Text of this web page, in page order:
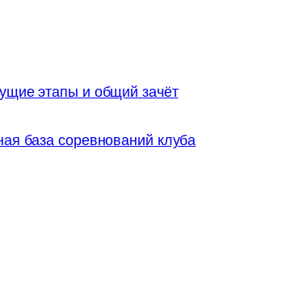
этапы и общий зачёт
база соревнований клуба